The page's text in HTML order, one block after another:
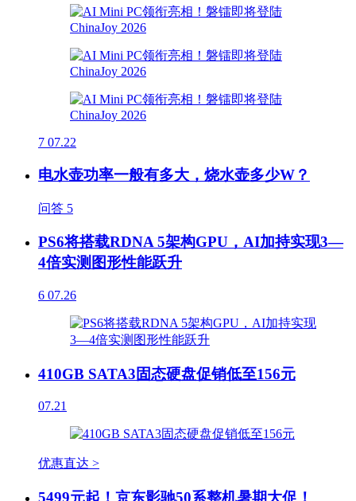
7 07.22
电水壶功率一般有多大，烧水壶多少W？
问答 5
PS6将搭载RDNA 5架构GPU，AI加持实现3—
4倍实测图形性能跃升
6 07.26
410GB SATA3固态硬盘促销低至156元
07.21
优惠直达 >
5499元起！京东影驰50系整机暑期大促！